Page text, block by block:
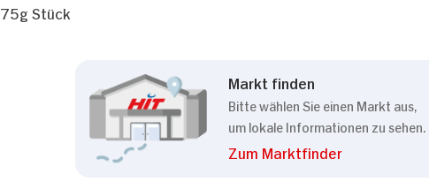
75g Stück
Markt finden
Bitte wählen Sie einen Markt aus,
um lokale Informationen zu sehen.
Zum Marktfinder